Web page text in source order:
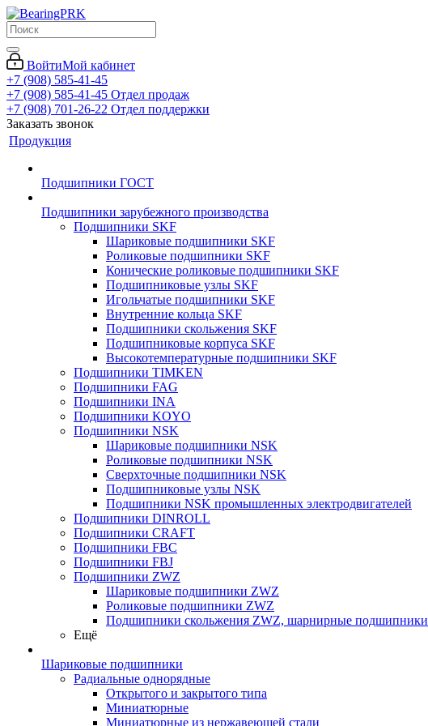
ВойтиМой кабинет
+7 (908) 585-41-45
+7 (908) 585-41-45 Отдел продаж
+7 (908) 701-26-22 Отдел поддержки
Заказать звонок
Продукция
Подшипники ГОСТ
Подшипники зарубежного производства
Подшипники SKF
Шариковые подшипники SKF
Роликовые подшипники SKF
Конические роликовые подшипники SKF
Подшипниковые узлы SKF
Игольчатые подшипники SKF
Внутренние кольца SKF
Подшипники скольжения SKF
Подшипниковые корпуса SKF
Высокотемпературные подшипники SKF
Подшипники TIMKEN
Подшипники FAG
Подшипники INA
Подшипники KOYO
Подшипники NSK
Шариковые подшипники NSK
Роликовые подшипники NSK
Сверхточные подшипники NSK
Подшипниковые узлы NSK
Подшипники NSK промышленных электродвигателей
Подшипники DINROLL
Подшипники CRAFT
Подшипники FBC
Подшипники FBJ
Подшипники ZWZ
Шариковые подшипники ZWZ
Роликовые подшипники ZWZ
Подшипники скольжения ZWZ, шарнирные подшипники
Ещё
Шариковые подшипники
Радиальные однорядные
Открытого и закрытого типа
Миниатюрные
Миниатюрные из нержавеющей стали